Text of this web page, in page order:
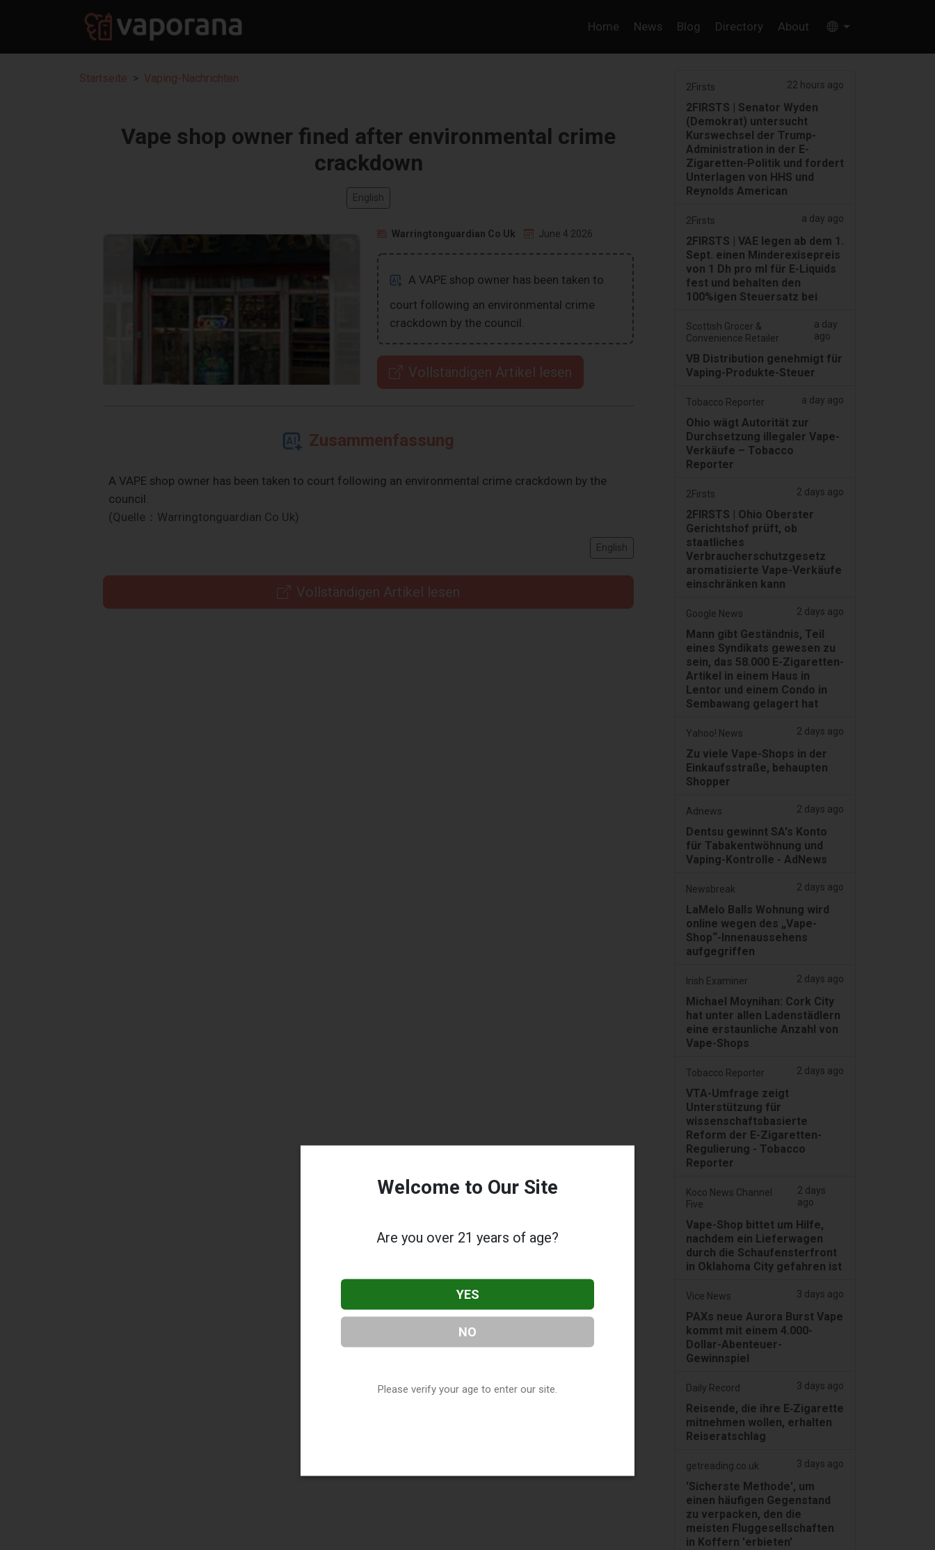
Home News Blog Directory About
Startseite Vaping-Nachrichten
Vape shop owner fined after environmental crime
crackdown
English
Warringtonguardian Co Uk June 4 2026
A VAPE shop owner has been taken to
court following an environmental crime
crackdown by the council.
Vollständigen Artikel lesen
Zusammenfassung
A VAPE shop owner has been taken to court following an environmental crime crackdown by the
council.
(Quelle：Warringtonguardian Co Uk)
English
Vollständigen Artikel lesen
2Firsts 22 hours ago
2FIRSTS | Senator Wyden
(Demokrat) untersucht
Kurswechsel der Trump-
Administration in der E-
Zigaretten-Politik und fordert
Unterlagen von HHS und
Reynolds American
2Firsts a day ago
2FIRSTS | VAE legen ab dem 1.
Sept. einen Minderexisepreis
von 1 Dh pro ml für E-Liquids
fest und behalten den
100%igen Steuersatz bei
Scottish Grocer &
Convenience Retailer
a day
ago
VB Distribution genehmigt für
Vaping-Produkte-Steuer
Tobacco Reporter a day ago
Ohio wägt Autorität zur
Durchsetzung illegaler Vape-
Verkäufe – Tobacco
Reporter
2Firsts 2 days ago
2FIRSTS | Ohio Oberster
Gerichtshof prüft, ob
staatliches
Verbraucherschutzgesetz
aromatisierte Vape-Verkäufe
einschränken kann
Google News 2 days ago
Mann gibt Geständnis, Teil
eines Syndikats gewesen zu
sein, das 58.000 E-Zigaretten-
Artikel in einem Haus in
Lentor und einem Condo in
Sembawang gelagert hat
Yahoo! News 2 days ago
Zu viele Vape-Shops in der
Einkaufsstraße, behaupten
Shopper
Adnews 2 days ago
Dentsu gewinnt SA's Konto
für Tabakentwöhnung und
Vaping-Kontrolle - AdNews
Newsbreak 2 days ago
LaMelo Balls Wohnung wird
online wegen des „Vape-
Shop“-Innenaussehens
aufgegriffen
Irish Examiner 2 days ago
Michael Moynihan: Cork City
hat unter allen Ladenstädlern
eine erstaunliche Anzahl von
Vape-Shops
Tobacco Reporter 2 days ago
VTA-Umfrage zeigt
Unterstützung für
wissenschaftsbasierte
Reform der E-Zigaretten-
Regulierung - Tobacco
Reporter
Koco News Channel
Five
2 days
ago
Vape-Shop bittet um Hilfe,
nachdem ein Lieferwagen
durch die Schaufensterfront
in Oklahoma City gefahren ist
Vice News 3 days ago
PAXs neue Aurora Burst Vape
kommt mit einem 4.000-
Dollar-Abenteuer-
Gewinnspiel
Daily Record 3 days ago
Reisende, die ihre E‑Zigarette
mitnehmen wollen, erhalten
Reiseratschlag
getreading.co.uk 3 days ago
'Sicherste Methode', um
einen häufigen Gegenstand
zu verpacken, den die
meisten Fluggesellschaften
in Koffern 'erbieten'
Welcome to Our Site
Are you over 21 years of age?
YES
NO
Please verify your age to enter our site.